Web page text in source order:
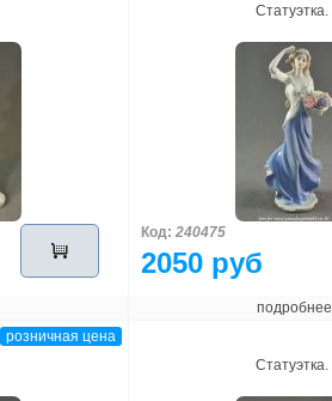
Статуэтка.
Код: 240475
2050 руб
подробнее
розничная цена
Статуэтка.